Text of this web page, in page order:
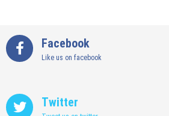
Facebook
Like us on facebook
Twitter